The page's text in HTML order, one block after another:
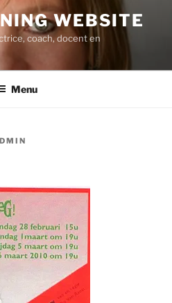
WEBSITE
coach, docent en
Menu